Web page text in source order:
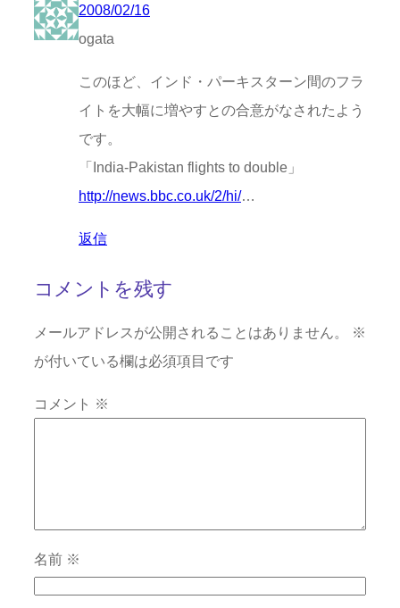
2008/02/16
ogata
このほど、インド・パーキスターン間のフラ
イトを大幅に増やすとの合意がなされたよう
です。
「India-Pakistan flights to double」
http://news.bbc.co.uk/2/hi/…
返信
コメントを残す
メールアドレスが公開されることはありません。
※
が付いている欄は必須項目です
コメント ※
名前 ※